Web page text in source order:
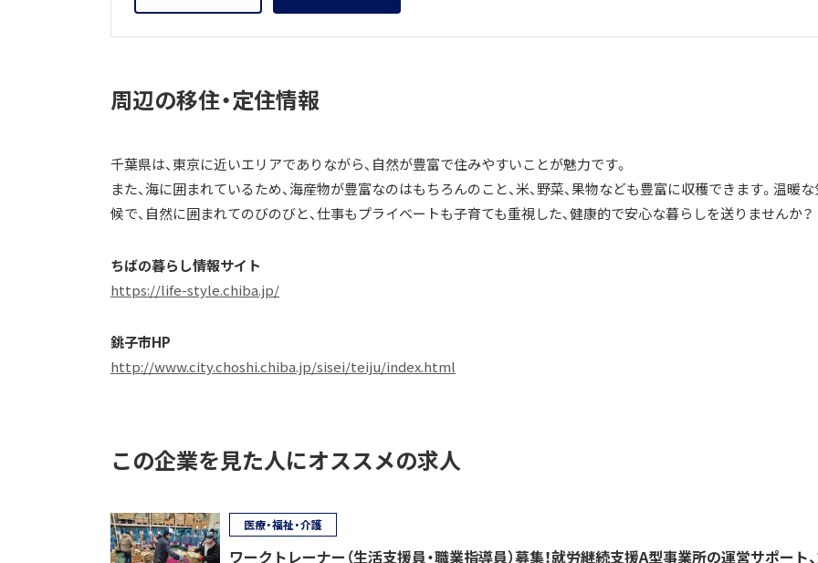
周辺の移住・定住情報
千葉県は、東京に近いエリアでありながら、自然が豊富で住みやすいことが魅力です。
また、海に囲まれているため、海産物が豊富なのはもちろんのこと、米、野菜、果物なども豊富に収穫できます。温暖
候で、自然に囲まれてのびのびと、仕事もプライベートも子育ても重視した、健康的で安心な暮らしを送りませんか？
ちばの暮らし情報サイト
https://life-style.chiba.jp/
銚子市HP
http://www.city.choshi.chiba.jp/sisei/teiju/index.html
この企業を見た人にオススメの求人
ワークトレーナー（生活支援員・職業指導員）募集！就労継続支援A型事業所の運営サポート
医療・福祉・介護